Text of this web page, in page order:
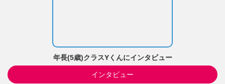
年長(5歳)クラスYくんにインタビュー
インタビュー